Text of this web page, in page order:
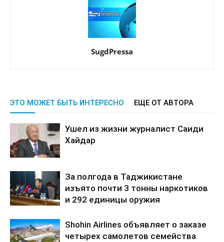
SugdPressa
ЭТО МОЖЕТ БЫТЬ ИНТЕРЕСНО ЕЩЕ ОТ АВТОРА
Ушел из жизни журналист Саиди
Хайдар
За полгода в Таджикистане
изъято почти 3 тонны наркотиков
и 292 единицы оружия
Shohin Airlines объявляет о заказе
четырех самолетов семейства